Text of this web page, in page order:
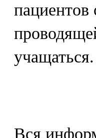
пациентов
учащаться.
Вся